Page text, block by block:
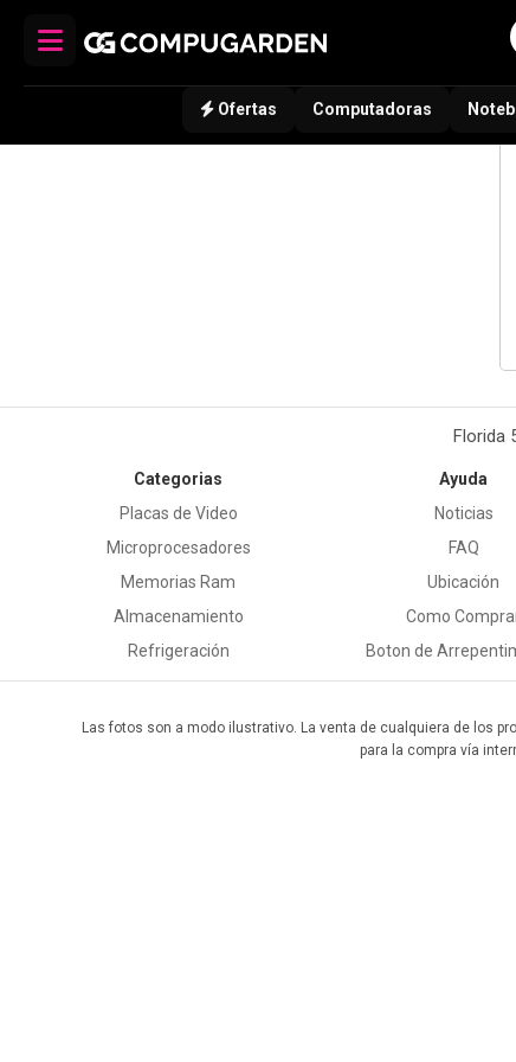
Ofertas Computadoras
Florida
Categorias
Placas de Video
Microprocesadores
Memorias Ram
Almacenamiento
Refrigeración
Ayuda
Noticias
FAQ
Ubicación
Como
Boton de
Las fotos son a modo ilustrativo. La venta de cualquiera de los
para la compra vía